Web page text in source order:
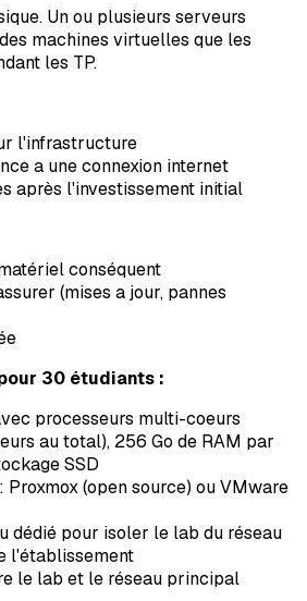
Un ou plusieurs serveurs
machines virtuelles que les
les TP.
l'infrastructure
a une connexion internet
après l'investissement initial
conséquent
(mises a jour, pannes
30 étudiants :
processeurs multi-coeurs
au total), 256 Go de RAM par
SSD
Proxmox (open source) ou VMware
dédié pour isoler le lab du réseau
l'établissement
le lab et le réseau principal